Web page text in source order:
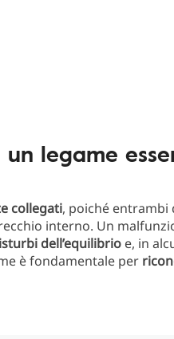
legame
collegati, poiché entrambi
interno. Un
dell’equilibrio e, in
è fondamentale per